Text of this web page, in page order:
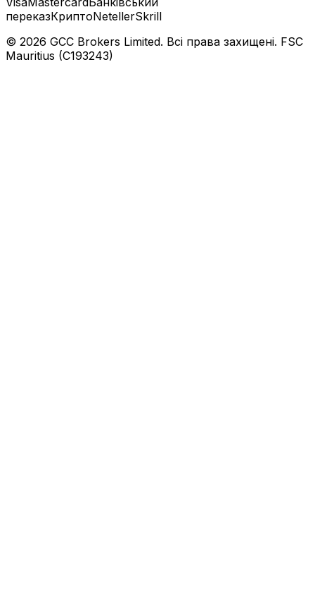
переказКриптоNetellerSkrill
© 2026 GCC Brokers Limited. Всі права захищені. FSC
Mauritius (C193243)